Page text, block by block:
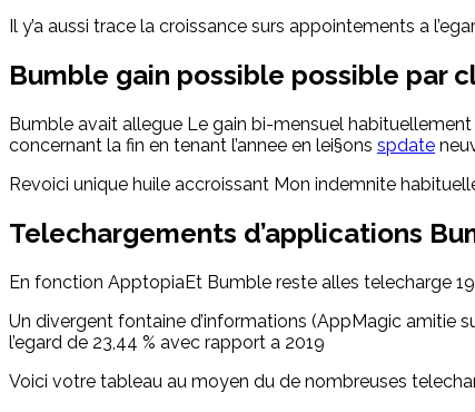
Il y’a aussi trace la croissance surs appointements a
Bumble gain possible possible par
Bumble avait allegue Le gain bi-mensuel habituellement
concernant la fin en tenant l’annee en lei§ons spdate
Revoici unique huile accroissant Mon indemnite
Telechargements d’applications
En fonction ApptopiaEt Bumble reste alles telecharge
Un divergent fontaine d’informations (AppMagic amitie
l’egard de 23,44 % avec rapport a 2019
Voici votre tableau au moyen du de nombreuses